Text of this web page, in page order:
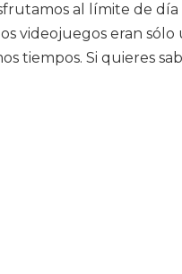
al límite de
videojuegos eran
tiempos. Si quieres